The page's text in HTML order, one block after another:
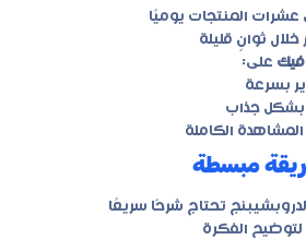
عشرات المنتجات يوميًا
ثوانٍ قليلة
على:
بسرعة
بشكل جذاب
الكاملة
تحتاج شرحًا سريعًا
الفكرة